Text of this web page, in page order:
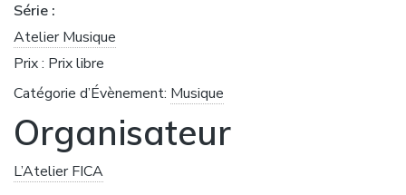
Série :
Atelier Musique
Prix : Prix libre
Catégorie d’Évènement: Musique
Organisateur
L’Atelier FICA